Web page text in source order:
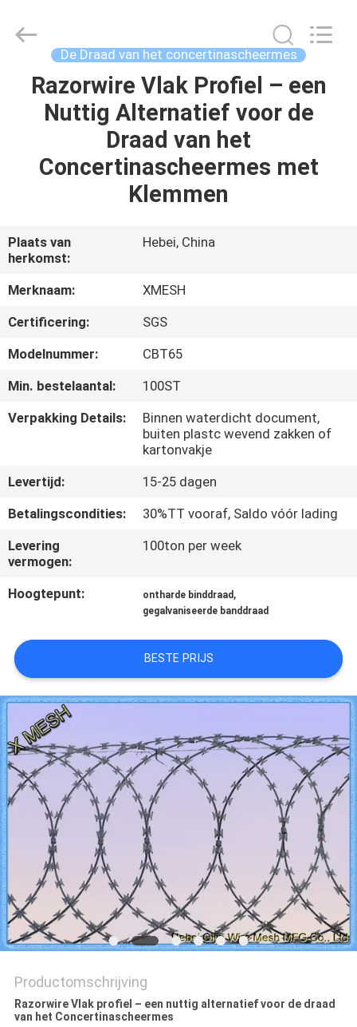
HUIS
PRODUCTEN
FABRIEKSREIS
KWALITEITSCONTROLE
CONTACTEER
ONS
OM EEN
SITEMAP
PRIVACY
Reserved.
De Draad van het concertinascheermes
Razorwire Vlak Profiel – een
Nuttig Alternatief voor de
Draad van het
Concertinascheermes met
Klemmen
Plaats van
herkomst:
Hebei, China
Merknaam:
XMESH
Certificering:
SGS
Modelnummer:
CBT65
Min. bestelaantal:
100ST
Verpakking Details:
Binnen waterdicht document,
buiten plastc wevend zakken of
kartonvakje
Levertijd:
15-25 dagen
Betalingscondities:
30%TT vooraf, Saldo vóór lading
Levering
vermogen:
100ton per week
Hoogtepunt: ontharde binddraad ,
gegalvaniseerde banddraad
BESTE PRIJS
Productomschrijving
Razorwire Vlak profiel – een nuttig alternatief voor de draad
van het Concertinascheermes